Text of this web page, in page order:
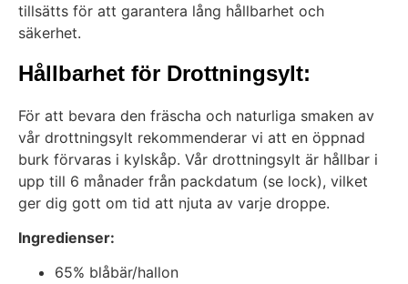
tillsätts för att garantera lång hållbarhet och
säkerhet.
Hållbarhet för Drottningsylt:
För att bevara den fräscha och naturliga smaken av
vår drottningsylt rekommenderar vi att en öppnad
burk förvaras i kylskåp. Vår drottningsylt är hållbar i
upp till 6 månader från packdatum (se lock), vilket
ger dig gott om tid att njuta av varje droppe.
Ingredienser:
65% blåbär/hallon